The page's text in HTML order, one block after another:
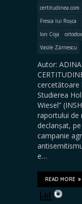
certitudinea.com
Fresca lui Roșca
Ion Coja
ortodox
Vasile Zărnescu
Autor:
cercetătoare
Studierea
Wiesel”
raportului de
declanșat,
campanie
e…
READ MORE